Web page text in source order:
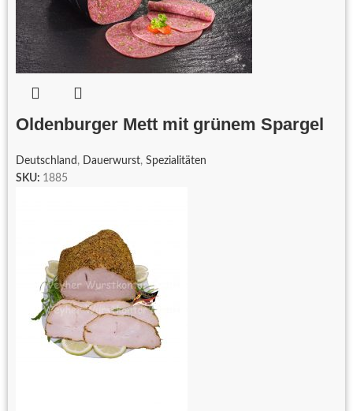
Oldenburger Mett mit grünem Spargel
Deutschland , Dauerwurst, Spezialitäten
SKU: 1885